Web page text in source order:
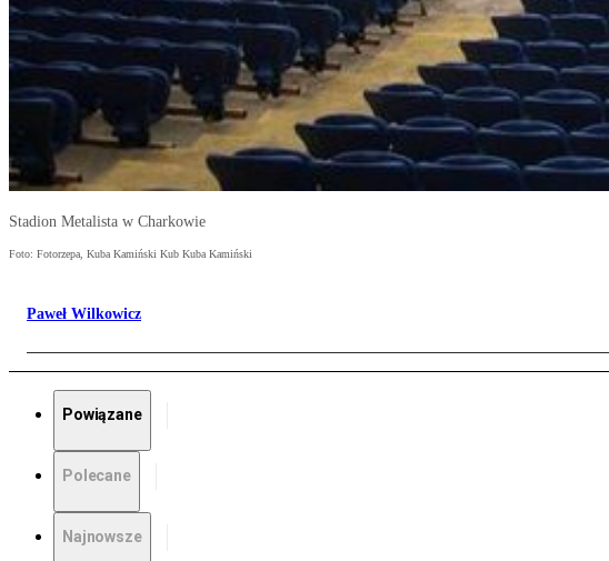
Stadion Metalista w Charkowie
Foto: Fotorzepa, Kuba Kamiński Kub Kuba Kamiński
Paweł Wilkowicz
Powiązane
Polecane
Najnowsze